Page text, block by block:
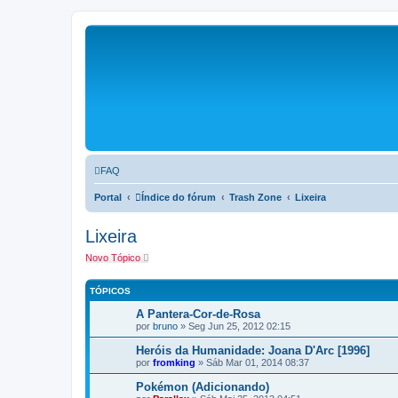
FAQ
Portal Índice do fórum Trash Zone Lixeira
Lixeira
Novo Tópico
TÓPICOS
A Pantera-Cor-de-Rosa
por bruno » Seg Jun 25, 2012 02:15
Heróis da Humanidade: Joana D'Arc [1996]
por fromking » Sáb Mar 01, 2014 08:37
Pokémon (Adicionando)